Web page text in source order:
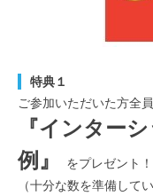
特典１
ご参加いただいた方全員
『インター
例』
をプレゼント！
（十分な数を準備して